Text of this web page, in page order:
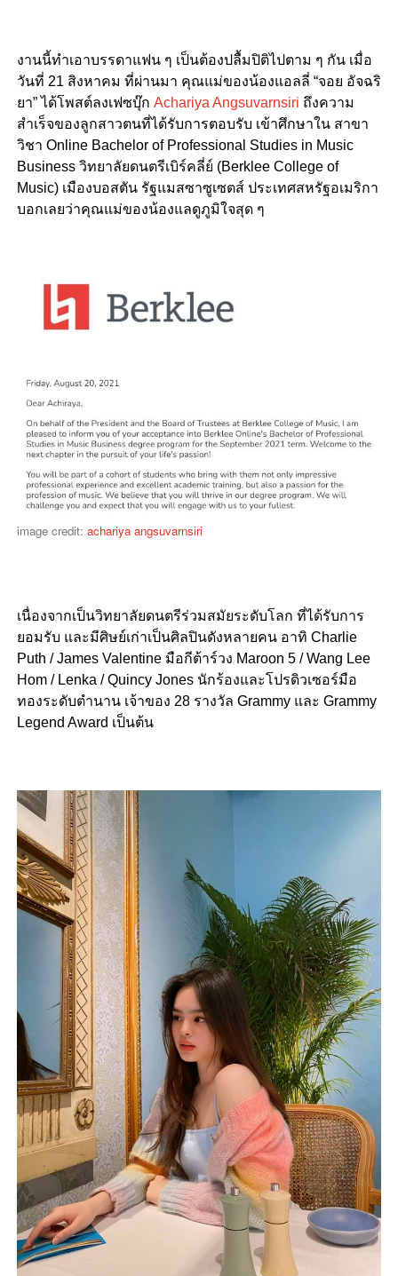
งานนี้ทำเอาบรรดาแฟน ๆ เป็นต้องปลื้มปิติไปตาม ๆ กัน เมื่อ
วันที่ 21 สิงหาคม ที่ผ่านมา คุณแม่ของน้องแอลลี่ “จอย อัจฉริ
ยา” ได้โพสต์ลงเฟซบุ๊ก Achariya Angsuvarnsiri ถึงความ
สำเร็จของลูกสาวตนที่ได้รับการตอบรับ เข้าศึกษาใน สาขา
วิชา Online Bachelor of Professional Studies in Music
Business วิทยาลัยดนตรีเบิร์คลี่ย์ (Berklee College of
Music) เมืองบอสตัน รัฐแมสซาซูเซตส์ ประเทศสหรัฐอเมริกา
บอกเลยว่าคุณแม่ของน้องแลดูภูมิใจสุด ๆ
image credit: achariya angsuvarnsiri
เนื่องจากเป็นวิทยาลัยดนตรีร่วมสมัยระดับโลก ที่ได้รับการ
ยอมรับ และมีศิษย์เก่าเป็นศิลปินดังหลายคน อาทิ Charlie
Puth / James Valentine มือกีต้าร์วง Maroon 5 / Wang Lee
Hom / Lenka / Quincy Jones นักร้องและโปรดิวเซอร์มือ
ทองระดับตำนาน เจ้าของ 28 รางวัล Grammy และ Grammy
Legend Award เป็นต้น